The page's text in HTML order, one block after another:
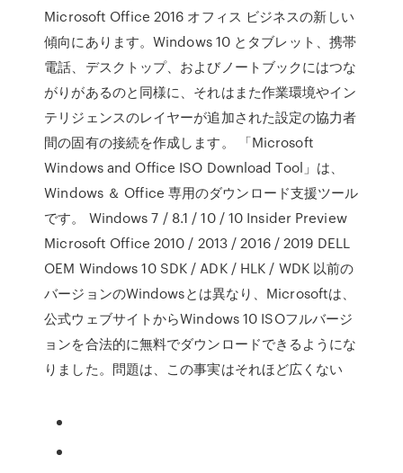
Microsoft Office 2016 オフィス ビジネスの新しい
傾向にあります。Windows 10 とタブレット、携帯
電話、デスクトップ、およびノートブックにはつな
がりがあるのと同様に、それはまた作業環境やイン
テリジェンスのレイヤーが追加された設定の協力者
間の固有の接続を作成します。 「Microsoft
Windows and Office ISO Download Tool」は、
Windows ＆ Office 専用のダウンロード支援ツール
です。 Windows 7 / 8.1 / 10 / 10 Insider Preview
Microsoft Office 2010 / 2013 / 2016 / 2019 DELL
OEM Windows 10 SDK / ADK / HLK / WDK 以前の
バージョンのWindowsとは異なり、Microsoftは、
公式ウェブサイトからWindows 10 ISOフルバージ
ョンを合法的に無料でダウンロードできるようにな
りました。問題は、この事実はそれほど広くない